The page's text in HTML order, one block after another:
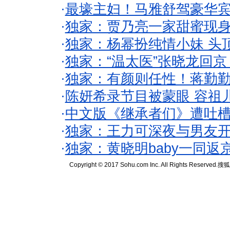
·最壕主妇！马雅舒驾豪华
·独家：贾乃亮一家甜蜜现
·独家：杨幂扮纯情小妹 头
·独家：“温太医”张晓龙回
·独家：有颜则任性！蒋勤
· 陈妍希录节目被蒙眼 容祖
·中文版《继承者们》遭吐
·独家：王力可深夜与男友
·独家：黄晓明baby一同返
Copyright © 2017 Sohu.com Inc. All Rights Reserved.搜